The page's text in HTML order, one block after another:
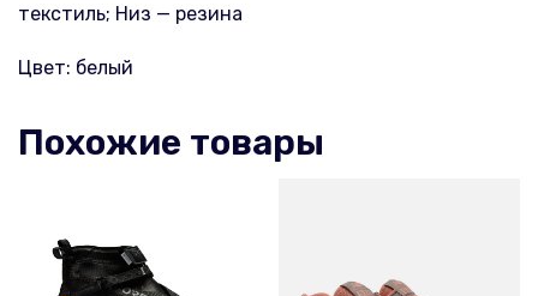
текстиль; Низ — резина
Цвет: белый
Похожие товары